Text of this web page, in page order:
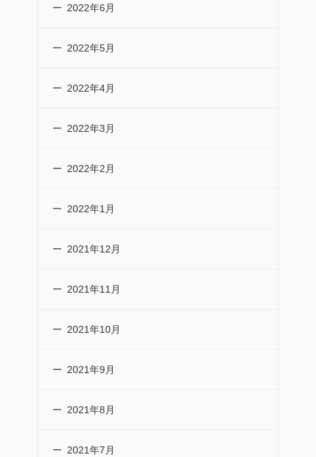
2022年6月
2022年5月
2022年4月
2022年3月
2022年2月
2022年1月
2021年12月
2021年11月
2021年10月
2021年9月
2021年8月
2021年7月